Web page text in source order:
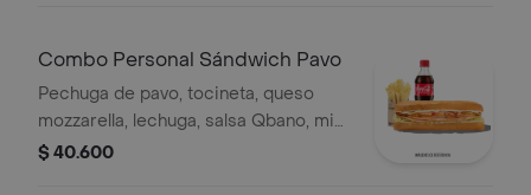
Combo Personal Sándwich Pavo
Pechuga de pavo, tocineta, queso
mozzarella, lechuga, salsa Qbano, miel
mostaza, papas a la francesa y
$ 40.600